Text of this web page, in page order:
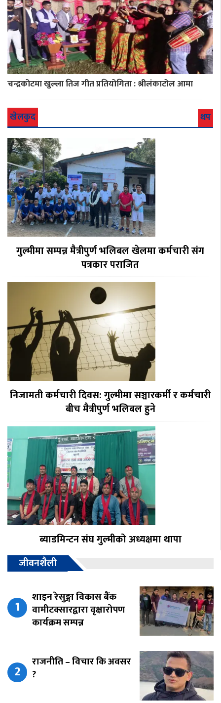
चन्द्रकोटमा खुल्ला तिज गीत प्रतियोगिता : श्रीलंकाटोल आमा
खेलकुद थप
गुल्मीमा सम्पन्न मैत्रीपुर्ण भलिबल खेलमा कर्मचारी संग
पत्रकार पराजित
निजामती कर्मचारी दिवस: गुल्मीमा सञ्चारकर्मी र कर्मचारी
बीच मैत्रीपुर्ण भलिबल हुने
ब्याडमिन्टन संघ गुल्मीको अध्यक्षमा थापा
जीवनशैली
शाइन रेसुङ्गा विकास बैंक
वामीटक्सारद्वारा वृक्षारोपण
कार्यक्रम सम्पन्न
राजनीति – विचार कि अवसर
?